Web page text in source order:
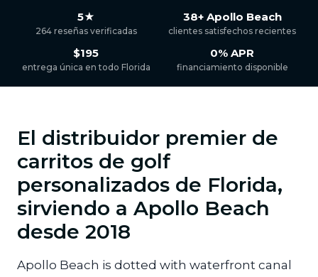
5★
264 reseñas verificadas
38+ Apollo Beach
clientes satisfechos recientes
$195
entrega única en todo Florida
0% APR
financiamiento disponible
El distribuidor premier de
carritos de golf
personalizados de Florida,
sirviendo a Apollo Beach
desde 2018
Apollo Beach is dotted with waterfront canal